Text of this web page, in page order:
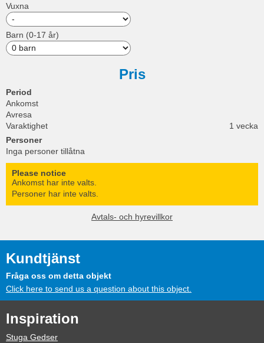
Vuxna
Barn (0-17 år)
Pris
Period
Ankomst
Avresa
Varaktighet
1 vecka
Personer
Inga personer tillåtna
Please notice
Ankomst har inte valts.
Personer har inte valts.
Avtals- och hyrevillkor
Kundtjänst
Fråga oss om detta objekt
Click here to send us a question about this object.
Inspiration
Stuga Gedser